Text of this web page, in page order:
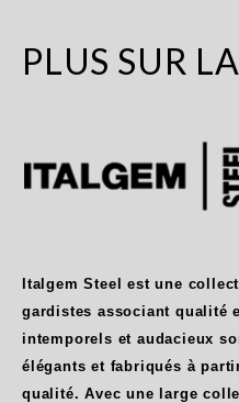
PLUS SUR
Italgem Steel est une
gardistes associant qualité
intemporels et audacieux
élégants et fabriqués à
qualité. Avec une large